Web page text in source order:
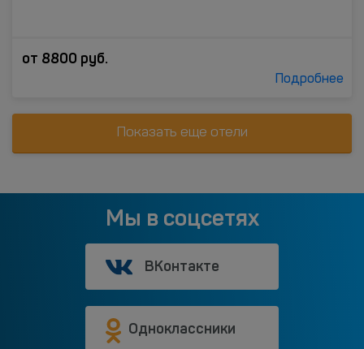
от 8800 руб.
Подробнее
Показать еще отели
Мы в соцсетях
ВКонтакте
Одноклассники